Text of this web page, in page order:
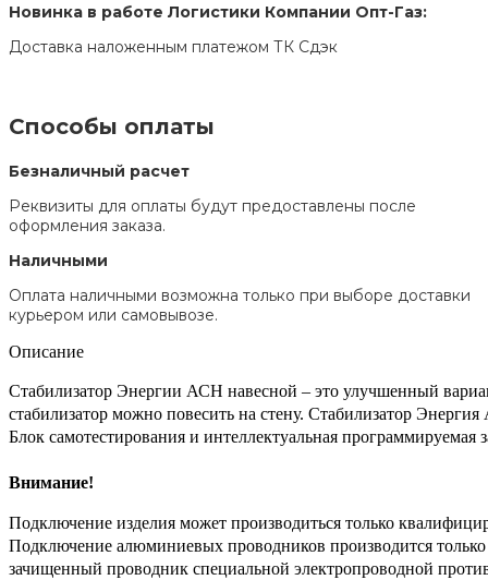
Новинка в работе Логистики Компании Опт-Газ:
Доставка наложенным платежом ТК Сдэк
Способы оплаты
Безналичный расчет
Реквизиты для оплаты будут предоставлены после
оформления заказа.
Наличными
Оплата наличными возможна только при выборе доставки
курьером или самовывозе.
Описание
Стабилизатор Энергии АСН навесной – это улучшенный
стабилизатор можно повесить на стену. Стабилизатор
Блок самотестирования и интеллектуальная
Внимание!
Подключение изделия может производиться только
Подключение алюминиевых проводников производится
зачищенный проводник специальной электропроводной